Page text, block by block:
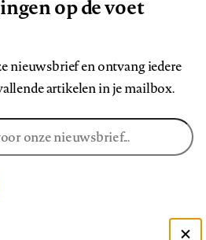
op de voet
nieuwsbrief en ontvang iedere
artikelen in je mailbox.